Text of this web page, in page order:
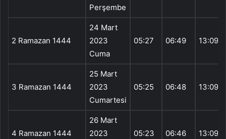
Perşembe
2 Ramazan 1444
24 Mart
2023
Cuma
05:27 06:49 13:09
3 Ramazan 1444
25 Mart
2023
Cumartesi
05:25 06:48 13:09
4 Ramazan 1444
26 Mart
2023
05:23 06:46 13:09